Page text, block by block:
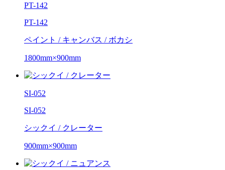
PT-142
PT-142
ペイント / キャンバス / ボカシ
1800mm×900mm
SI-052
SI-052
シックイ / クレーター
900mm×900mm